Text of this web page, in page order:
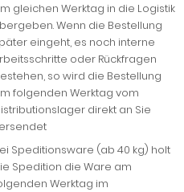
gleichen Werktag in die Logistik
Wenn die Bestellung
eingeht, es noch interne
oder Rückfragen
so wird die Bestellung
folgenden Werktag vom
direkt an Sie
Speditionsware (ab 40 kg) holt
Spedition die Ware am
Werktag im